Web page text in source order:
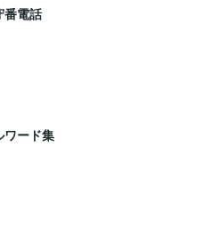
番電話
ワード集